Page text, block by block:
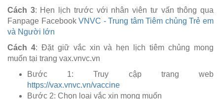
Cách 3: Hẹn lịch trước với nhân viên tư vấn thông qua
Fanpage FacebookVNVC - Trung tâm Tiêm chủng Trẻ em
và Người lớn
Cách 4: Đặt giữ vắc xin và hẹn lịch tiêm chủng mong
muốn tại trang vax.vnvc.vn
Bước 1: Truy cập trang web
https://vax.vnvc.vn/vaccine
Bước 2: Chọn loại vắc xin mong muốn